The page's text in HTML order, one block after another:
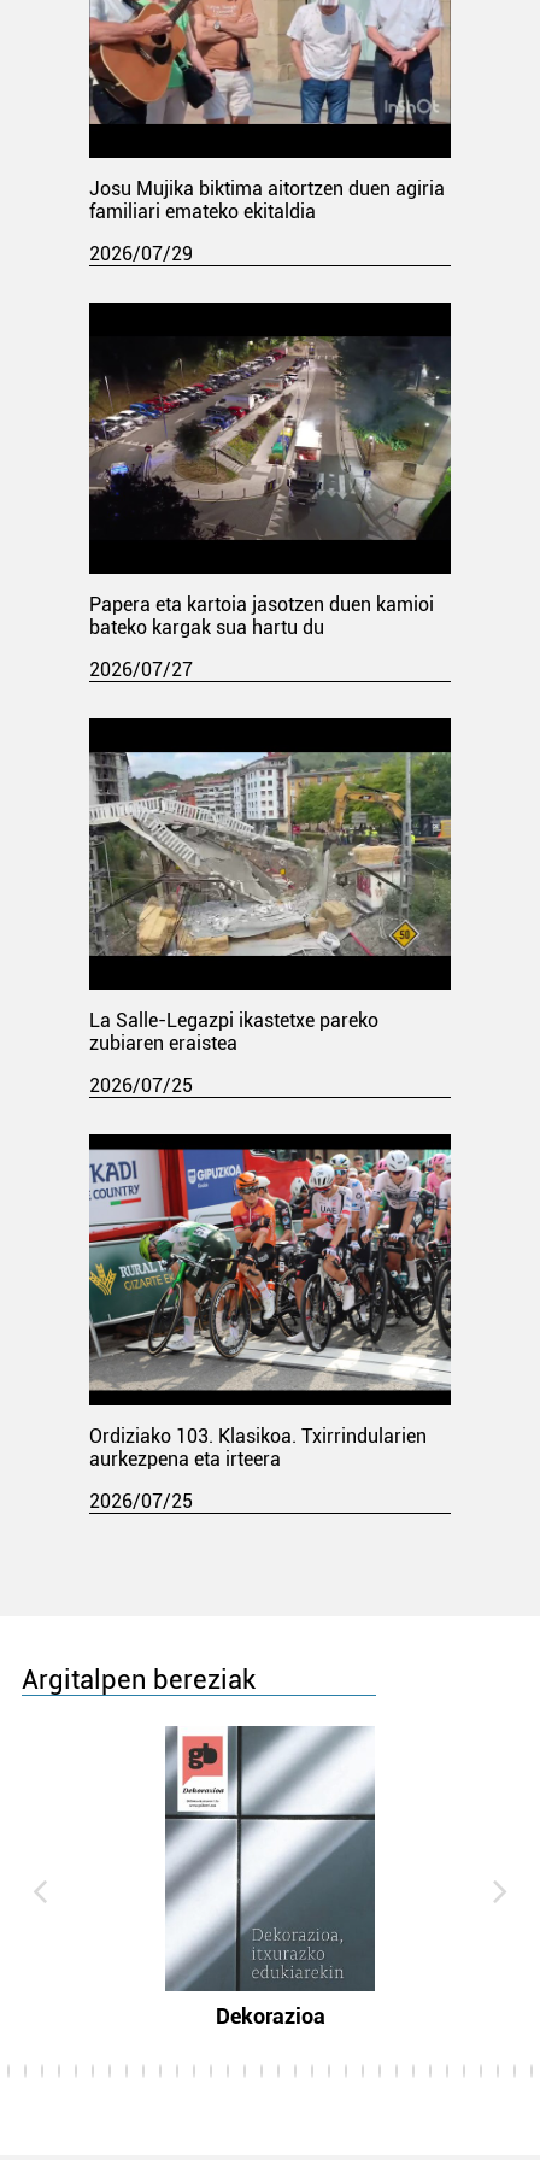
Josu Mujika biktima aitortzen duen agiria
familiari emateko ekitaldia
2026/07/29
Papera eta kartoia jasotzen duen kamioi
bateko kargak sua hartu du
2026/07/27
La Salle-Legazpi ikastetxe pareko
zubiaren eraistea
2026/07/25
Ordiziako 103. Klasikoa. Txirrindularien
aurkezpena eta irteera
2026/07/25
Argitalpen bereziak
Dekorazioa